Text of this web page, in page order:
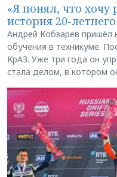
«Я понял, что хочу
история 20-
Андрей Кобзарев пришёл
обучения в техникуме.
КрАЗ. Уже три года он
стала делом, в котором